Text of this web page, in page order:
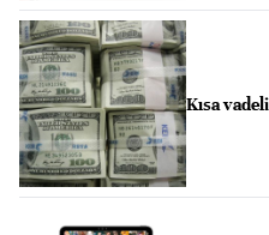
Kısa